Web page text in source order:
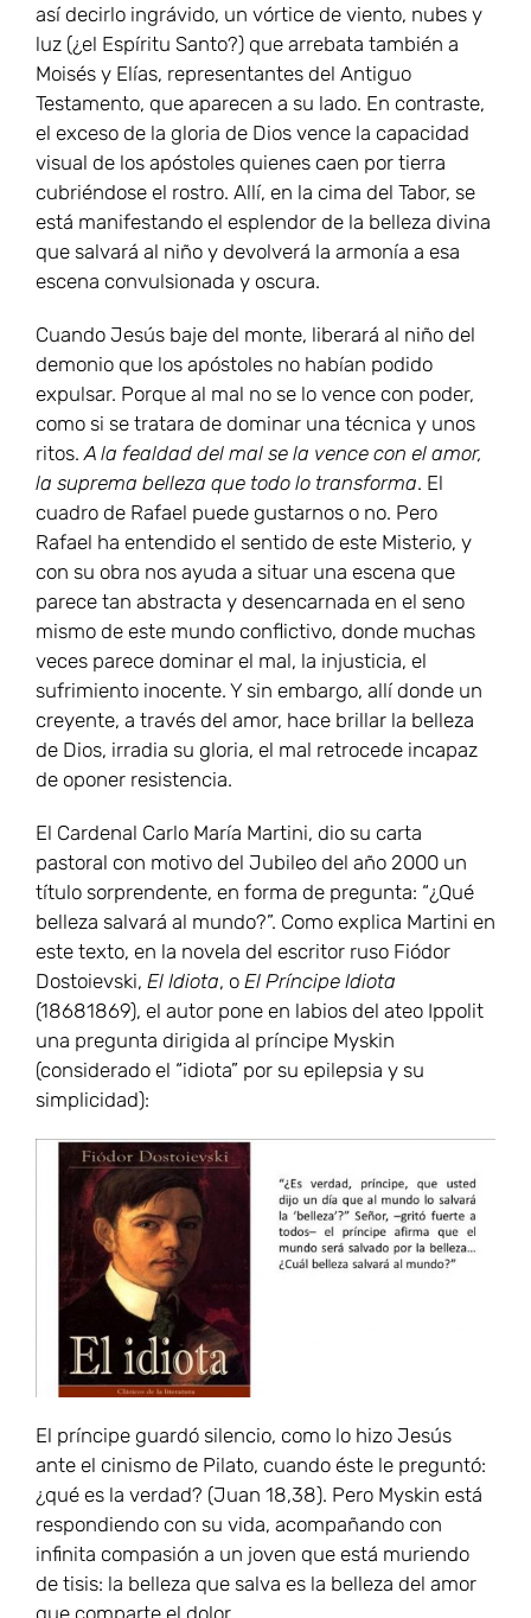
así decirlo ingrávido, un vórtice de viento, nubes y
luz (¿el Espíritu Santo?) que arrebata también a
Moisés y Elías, representantes del Antiguo
Testamento, que aparecen a su lado. En contraste,
el exceso de la gloria de Dios vence la capacidad
visual de los apóstoles quienes caen por tierra
cubriéndose el rostro. Allí, en la cima del Tabor, se
está manifestando el esplendor de la belleza divina
que salvará al niño y devolverá la armonía a esa
escena convulsionada y oscura.
Cuando Jesús baje del monte, liberará al niño del
demonio que los apóstoles no habían podido
expulsar. Porque al mal no se lo vence con poder,
como si se tratara de dominar una técnica y unos
ritos. A la fealdad del mal se la vence con el amor,
la suprema belleza que todo lo transforma. El
cuadro de Rafael puede gustarnos o no. Pero
Rafael ha entendido el sentido de este Misterio, y
con su obra nos ayuda a situar una escena que
parece tan abstracta y desencarnada en el seno
mismo de este mundo conflictivo, donde muchas
veces parece dominar el mal, la injusticia, el
sufrimiento inocente. Y sin embargo, allí donde un
creyente, a través del amor, hace brillar la belleza
de Dios, irradia su gloria, el mal retrocede incapaz
de oponer resistencia.
El Cardenal Carlo María Martini, dio su carta
pastoral con motivo del Jubileo del año 2000 un
título sorprendente, en forma de pregunta: “¿Qué
belleza salvará al mundo?”. Como explica Martini en
este texto, en la novela del escritor ruso Fiódor
Dostoievski, El Idiota, o El Príncipe Idiota
(18681869), el autor pone en labios del ateo Ippolit
una pregunta dirigida al príncipe Myskin
(considerado el “idiota” por su epilepsia y su
simplicidad):
El príncipe guardó silencio, como lo hizo Jesús
ante el cinismo de Pilato, cuando éste le preguntó:
¿qué es la verdad? (Juan 18,38). Pero Myskin está
respondiendo con su vida, acompañando con
infinita compasión a un joven que está muriendo
de tisis: la belleza que salva es la belleza del amor